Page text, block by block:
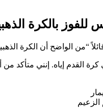
للفوز بالكرة
إياه. إنني متأكد من